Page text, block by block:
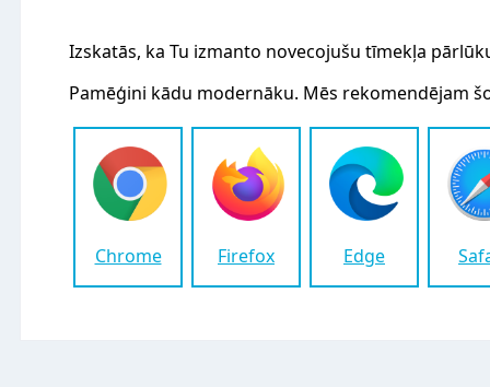
Izskatās, ka Tu izmanto novecojušu tīmekļa
Pamēģini kādu modernāku. Mēs rekomendējam
Chrome Firefox Edge